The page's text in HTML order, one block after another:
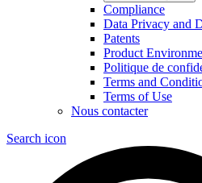
Compliance
Data Privacy and
Patents
Product
Politique de
Terms and
Terms of Use
Nous contacter
Search icon